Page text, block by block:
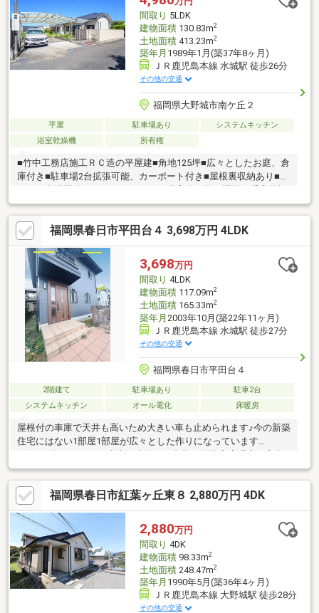
間取り 5LDK
建物面積130.83m2
土地面積413.23m2
築年月 1989年1月(築37年8ヶ月)
ＪＲ鹿児島本線 水城駅 徒歩26分
その他の交通
福岡県大野城市南ケ丘２
平屋 駐車場あり
システムキッチン
浴室乾燥機
所有権
■竹中工務店施工ＲＣ造の平屋建■角地125坪■広々としたお庭、倉
庫付き■駐車場2台拡張可能、カーポート付き■屋根裏収納あり■キ
機付き、浴室に窓あり■全居室雨戸付き■西鉄バス南ヶ丘1丁目停
徒歩約4分(ＪＲ大野城駅、西鉄大牟田線下大利駅行)
福岡県春日市平田台４ 3,698万円 4LDK
3,698万円
間取り 4LDK
建物面積117.09m2
土地面積165.33m2
築年月 2003年10月(築22年11ヶ月)
ＪＲ鹿児島本線 水城駅 徒歩27分
その他の交通
福岡県春日市平田台４
2階建て 駐車場あり
駐車2台
システムキッチン
オール電化 床暖房
屋根付の車庫で天井も高いため大きい車も止められます♪今の新築
住宅にはない1部屋1部屋が広々とした作りになっています
♪〈2025年リフォーム内容〉水回り・内装・外装◇床暖房、室内
空気循環システムなど注文住宅仕様のスペックになっております
♪◇2019年に太陽光発電システム搭載しており設備投資も充実し
ております♪◇お庭も付いているためBBQやガーデニングも可能で
す♪◇2019年 エコキュート交換済みです♪＼充実の周辺環境♪／
ハンズマン 大野城店まで徒歩７分♪焼肉ヌルボンガーデン春日ま
で徒歩９分♪
福岡県春日市紅葉ヶ丘東８ 2,880万円 4DK
2,880万円
間取り 4DK
建物面積98.33m2
土地面積248.47m2
築年月 1990年5月(築36年4ヶ月)
ＪＲ鹿児島本線 大野城駅 徒歩28分
その他の交通